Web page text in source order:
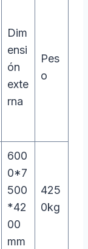
Dim
ensi
ón
exte
rna
Pes
o
600
0*7
500
*42
00
mm
425
0kg